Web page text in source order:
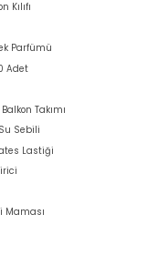
Kılıfı
Parfümü
Adet
Takımı
Sebili
Lastiği
Maması